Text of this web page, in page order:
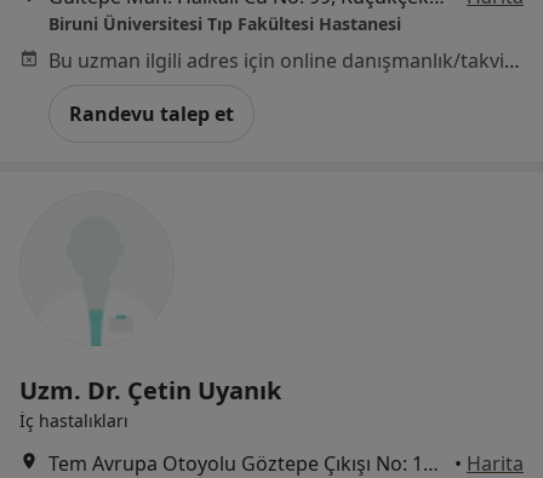
Biruni Üniversitesi Tıp Fakültesi Hastanesi
Bu uzman ilgili adres için online danışmanlık/takvim sunmuyor.
Randevu talep et
Uzm. Dr. Çetin Uyanık
İç hastalıkları
Tem Avrupa Otoyolu Göztepe Çıkışı No: 1Bağcılar, İstanbul • Harita